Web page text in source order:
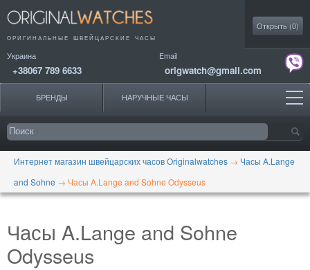
ОРИГИНАЛЬНЫЕ ШВЕЙЦАРСКИЕ ЧАСЫ
Украина
+38067 789 6633
Email
origwatch@gmail.com
Открыть (0)
БРЕНДЫ НАРУЧНЫЕ ЧАСЫ
Интернет магазин швейцарских часов Originalwatches → Часы A.Lange
and Sohne → Часы A.Lange and Sohne Odysseus
Часы A.Lange and Sohne
Odysseus